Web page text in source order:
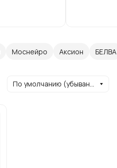
Моснейро Аксион БЕЛВА
По умолчанию (убывание)